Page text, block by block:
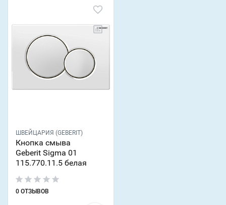
ШВЕЙЦАРИЯ (GEBERIT)
Кнопка смыва
Geberit Sigma 01
115.770.11.5 белая
0 ОТЗЫВОВ